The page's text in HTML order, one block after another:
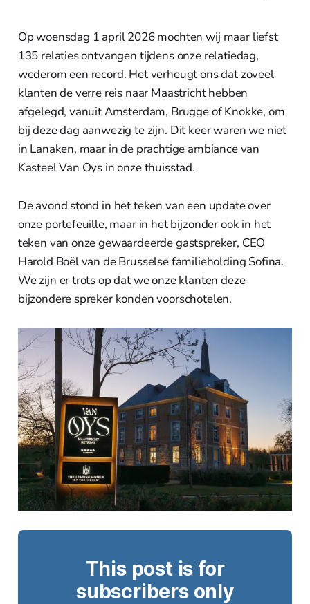
Op woensdag 1 april 2026 mochten wij maar liefst
135 relaties ontvangen tijdens onze relatiedag,
wederom een record. Het verheugt ons dat zoveel
klanten de verre reis naar Maastricht hebben
afgelegd, vanuit Amsterdam, Brugge of Knokke, om
bij deze dag aanwezig te zijn. Dit keer waren we niet
in Lanaken, maar in de prachtige ambiance van
Kasteel Van Oys in onze thuisstad.
De avond stond in het teken van een update over
onze portefeuille, maar in het bijzonder ook in het
teken van onze gewaardeerde gastspreker, CEO
Harold Boël van de Brusselse familieholding Sofina.
We zijn er trots op dat we onze klanten deze
bijzondere spreker konden voorschotelen.
This post is for
subscribers only